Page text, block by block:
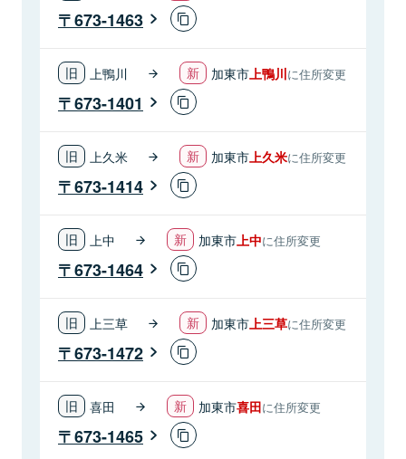
673-1463
上鴨川 加東市上鴨川に住所変更
673-1401
上久米 加東市上久米に住所変更
673-1414
上中 加東市上中に住所変更
673-1464
上三草 加東市上三草に住所変更
673-1472
喜田 加東市喜田に住所変更
673-1465